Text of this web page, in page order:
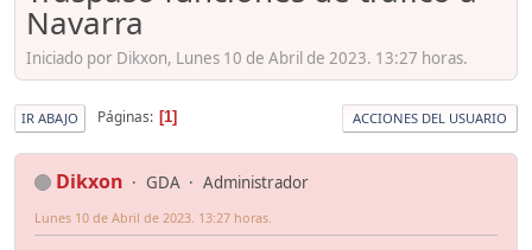
Navarra
Iniciado por Dikxon, Lunes 10 de Abril de 2023. 13:27 horas.
IR ABAJO Páginas 1 ACCIONES DEL USUARIO
Dikxon GDA Administrador
Lunes 10 de Abril de 2023. 13:27 horas.